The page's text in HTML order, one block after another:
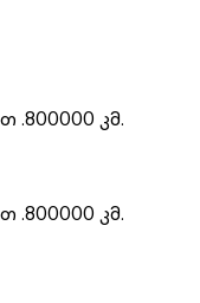
.800000 კმ.
.800000 კმ.